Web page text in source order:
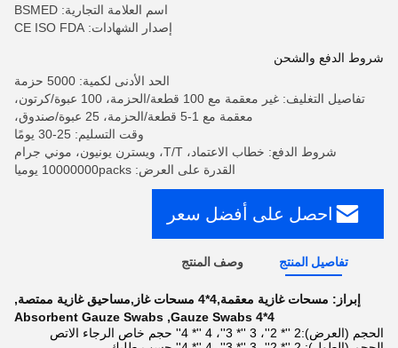
اسم العلامة التجارية: BSMED
إصدار الشهادات: CE ISO FDA
شروط الدفع والشحن
الحد الأدنى لكمية: 5000 حزمة
تفاصيل التغليف: غير معقمة مع 100 قطعة/الحزمة، 100 عبوة/كرتون،
معقمة مع 1-5 قطعة/الحزمة، 25 عبوة/صندوق،
وقت التسليم: 25-30 يومًا
شروط الدفع: خطاب الاعتماد، T/T، ويسترن يونيون، موني جرام
القدرة على العرض: 10000000packs يوميا
احصل على أفضل سعر
تفاصيل المنتج وصف المنتج
إبراز: مسحات غازية معقمة,4*4 مسحات غاز,مساحيق غازية ممتصة
,
4*4 Gauze Swabs
,
Absorbent Gauze Swabs
الحجم (العرض):2 ''* 2''، 3 ''* 3''، 4 ''* 4'' حجم خاص الرجاء الاتص